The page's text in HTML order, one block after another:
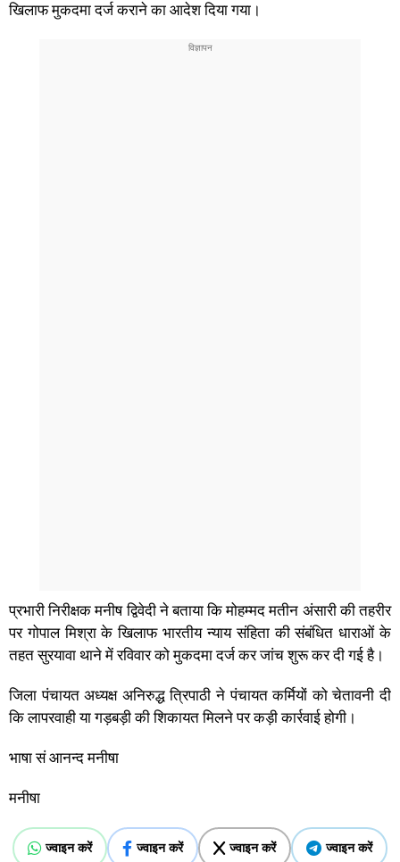
खिलाफ मुकदमा दर्ज कराने का आदेश दिया गया।
प्रभारी निरीक्षक मनीष द्विवेदी ने बताया कि मोहम्मद मतीन अंसारी की तहरीर
पर गोपाल मिश्रा के खिलाफ भारतीय न्याय संहिता की संबंधित धाराओं के
तहत सुरयावा थाने में रविवार को मुकदमा दर्ज कर जांच शुरू कर दी गई है।
जिला पंचायत अध्यक्ष अनिरुद्ध त्रिपाठी ने पंचायत कर्मियों को चेतावनी दी
कि लापरवाही या गड़बड़ी की शिकायत मिलने पर कड़ी कार्रवाई होगी।
भाषा सं आनन्द मनीषा
मनीषा
ज्वाइन करें ज्वाइन करें ज्वाइन करें ज्वाइन करें